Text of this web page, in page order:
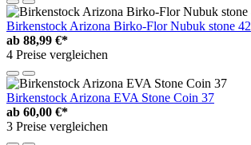
Birkenstock Arizona Birko-Flor Nubuk stone 42
ab 88,99 €*
4 Preise vergleichen
Birkenstock Arizona EVA Stone Coin 37
ab 60,00 €*
3 Preise vergleichen